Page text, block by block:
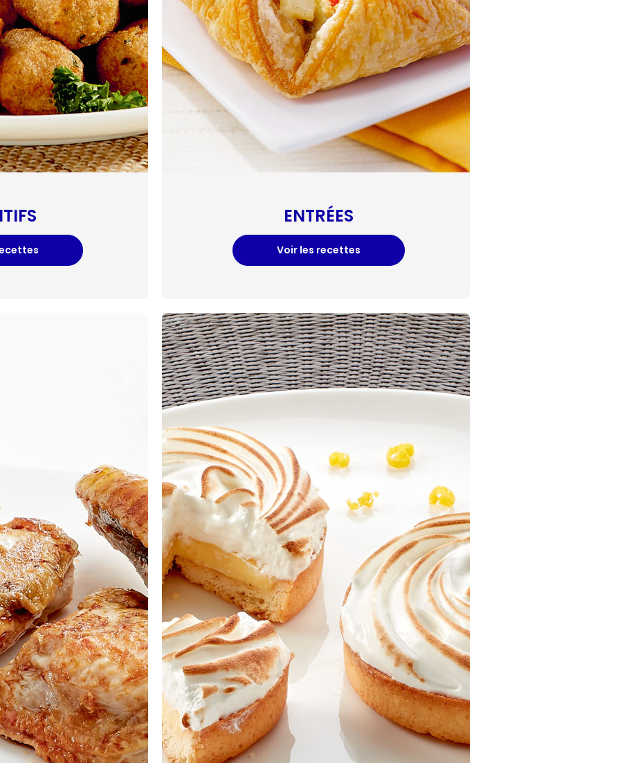
ENTRÉES
Voir les recettes